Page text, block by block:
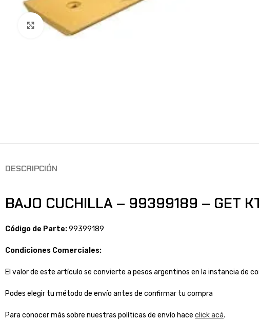
Clic para ampliar
DESCRIPCIÓN
BAJO CUCHILLA – 99399189 – GET
Código de Parte:99399189
Condiciones Comerciales:
El valor de este artículo se convierte a pesos argentinos en la instancia de
Podes elegir tu método de envío antes de confirmar tu compra
Para conocer más sobre nuestras políticas de envío hace click acá.